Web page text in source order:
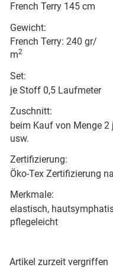
French Terry 145 cm
Gewicht:
French Terry: 240 gr/
m2
Set:
je Stoff 0,5 Laufmeter
Zuschnitt:
beim Kauf von Menge 2
usw.
Zertifizierung:
Öko-Tex Zertifizierung
Merkmale:
elastisch,
pflegeleicht
Artikel zurzeit vergriffen